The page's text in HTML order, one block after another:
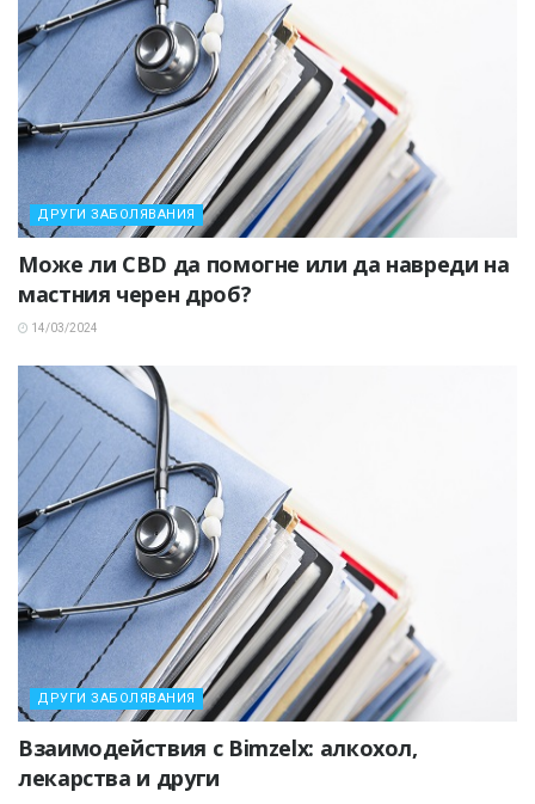
ДРУГИ ЗАБОЛЯВАНИЯ
Може ли CBD да помогне или да навреди на
мастния черен дроб?
14/03/2024
ДРУГИ ЗАБОЛЯВАНИЯ
Взаимодействия с Bimzelx: алкохол,
лекарства и други